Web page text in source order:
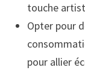
touche
Opter pour
pour allier